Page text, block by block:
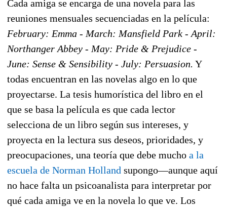
Cada amiga se encarga de una novela para las
reuniones mensuales secuenciadas en la película:
February: Emma - March: Mansfield Park - April:
Northanger Abbey - May: Pride & Prejudice -
June: Sense & Sensibility - July: Persuasion. Y
todas encuentran en las novelas algo en lo que
proyectarse. La tesis humorística del libro en el
que se basa la película es que cada lector
selecciona de un libro según sus intereses, y
proyecta en la lectura sus deseos, prioridades, y
preocupaciones, una teoría que debe mucho a la
escuela de Norman Holland supongo—aunque aquí
no hace falta un psicoanalista para interpretar por
qué cada amiga ve en la novela lo que ve. Los